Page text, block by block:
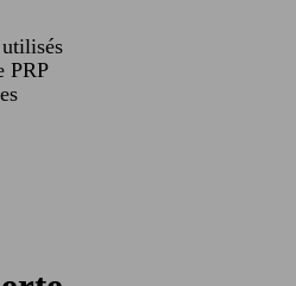
PRP